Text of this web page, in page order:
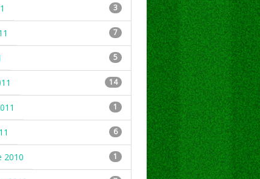
3
7
5
14
1
6
2010 1